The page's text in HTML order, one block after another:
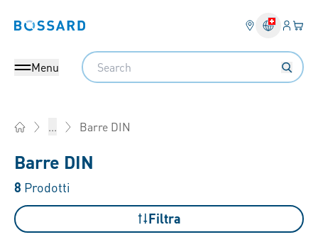
Bossard homepage Login
Il
Menu
Search
... Barre DIN
Barre DIN
8 Prodotti
Filtra